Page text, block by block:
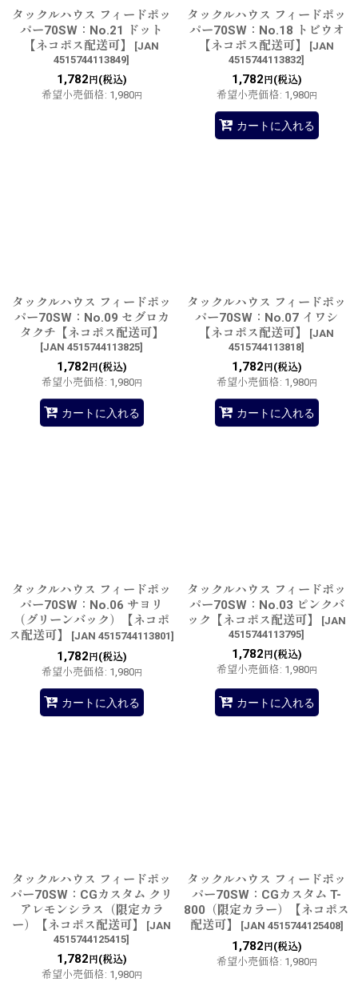
タックルハウス フィードポッ
パー70SW：No.21 ドット
【ネコポス配送可】
[JAN
4515744113849]
1,782 円(税込)
希望小売価格: 1,980円
タックルハウス フィードポッ
パー70SW：No.18 トビウオ
【ネコポス配送可】
[JAN
4515744113832]
1,782 円(税込)
希望小売価格: 1,980円
カートに入れる
タックルハウス フィードポッ
パー70SW：No.09 セグロカ
タクチ【ネコポス配送可】
[JAN 4515744113825]
1,782 円(税込)
希望小売価格: 1,980円
カートに入れる
タックルハウス フィードポッ
パー70SW：No.07 イワシ
【ネコポス配送可】
[JAN
4515744113818]
1,782 円(税込)
希望小売価格: 1,980円
カートに入れる
タックルハウス フィードポッ
パー70SW：No.06 サヨリ
（グリーンバック）【ネコポ
ス配送可】
[JAN 4515744113801]
1,782 円(税込)
希望小売価格: 1,980円
カートに入れる
タックルハウス フィードポッ
パー70SW：No.03 ピンクバ
ック【ネコポス配送可】
[JAN
4515744113795]
1,782 円(税込)
希望小売価格: 1,980円
カートに入れる
タックルハウス フィードポッ
パー70SW：CGカスタム クリ
アレモンシラス（限定カラ
ー）【ネコポス配送可】
[JAN
4515744125415]
1,782 円(税込)
希望小売価格: 1,980円
タックルハウス フィードポッ
パー70SW：CGカスタム T-
800（限定カラー）【ネコポス
配送可】
[JAN 4515744125408]
1,782 円(税込)
希望小売価格: 1,980円